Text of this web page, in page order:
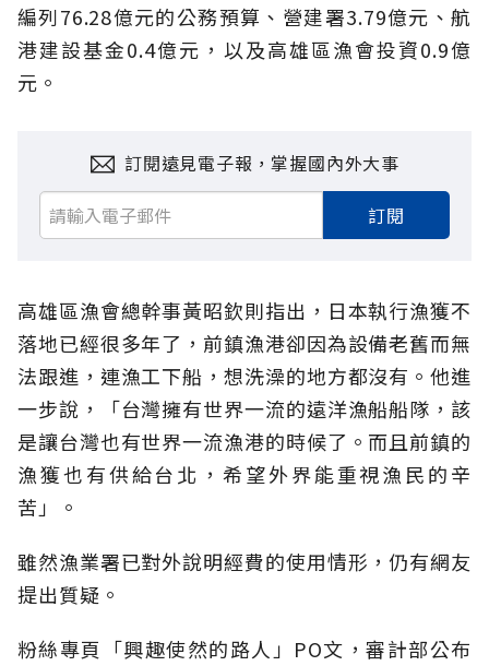
編列76.28億元的公務預算、營建署3.79億元、航
港建設基金0.4億元，以及高雄區漁會投資0.9億
元。
訂閱遠見電子報，掌握國內外大事
訂閱
高雄區漁會總幹事黃昭欽則指出，日本執行漁獲不
落地已經很多年了，前鎮漁港卻因為設備老舊而無
法跟進，連漁工下船，想洗澡的地方都沒有。他進
一步說，「台灣擁有世界一流的遠洋漁船船隊，該
是讓台灣也有世界一流漁港的時候了。而且前鎮的
漁獲也有供給台北，希望外界能重視漁民的辛
苦」。
雖然漁業署已對外說明經費的使用情形，仍有網友
提出質疑。
粉絲專頁「興趣使然的路人」PO文，審計部公布